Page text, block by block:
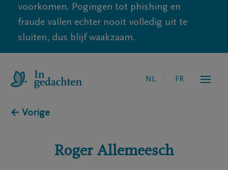
voorkomen. Pogingen tot phishing en
fraude vallen echter nooit volledig uit te
sluiten, dus blijf waakzaam.
NL FR
← Vorige
Roger Allemeesch